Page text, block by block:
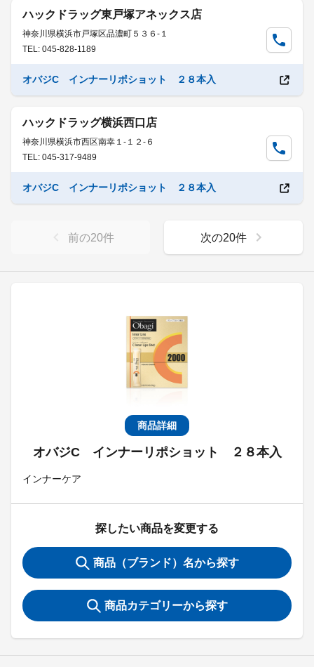
商品詳細
オバジC インナーリポショット ２８本入
インナーケア
探したい商品を変更する
商品（ブランド）名から探す
商品カテゴリーから探す
ハックドラッグ東戸塚アネックス店
神奈川県横浜市戸塚区品濃町５３６-１
TEL: 045-828-1189
オバジC インナーリポショット ２８本入
ハックドラッグ横浜西口店
神奈川県横浜市西区南幸１-１２-６
TEL: 045-317-9489
オバジC インナーリポショット ２８本入
前の20件 次の20件